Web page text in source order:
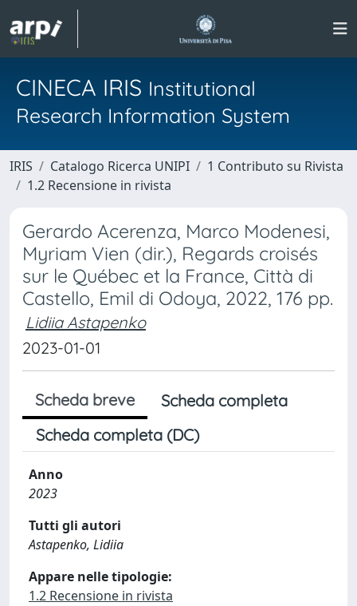
CINECA IRIS Institutional
Research Information System
IRIS Catalogo Ricerca UNIPI
1 Contributo su Rivista
1.2 Recensione in rivista
Gerardo Acerenza, Marco Modenesi,
Myriam Vien (dir.), Regards croisés
sur le Québec et la France, Città di
Castello, Emil di Odoya, 2022, 176 pp.
Lidiia Astapenko
2023-01-01
Scheda breve
Scheda completa
Scheda completa (DC)
Anno
2023
Tutti gli autori
Astapenko, Lidiia
Appare nelle tipologie:
1.2 Recensione in rivista